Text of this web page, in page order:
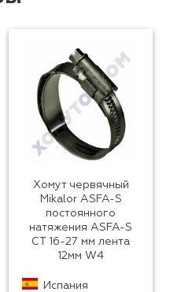
Хомут червячный
Mikalor ASFA-S
постоянного
натяжения ASFA-S
CT 16-27 мм лента
12мм W4
Испания